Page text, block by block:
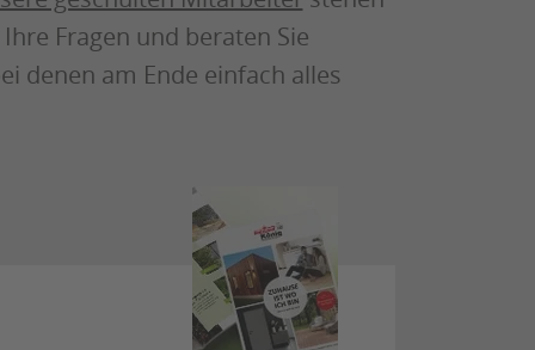
Fragen und beraten Sie
denen am Ende einfach alles